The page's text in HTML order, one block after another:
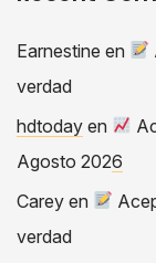
Earnestine en
verdad
hdtoday en
Agosto 2026
Carey en
verdad